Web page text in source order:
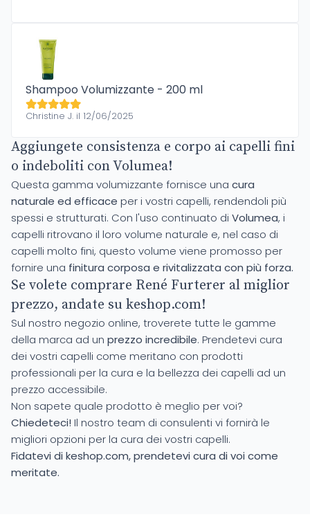
Shampoo Volumizzante - 200 ml
Christine J. il 12/06/2025
Aggiungete consistenza e corpo ai capelli fini
o indeboliti con Volumea!
Questa gamma volumizzante fornisce una cura
naturale ed efficace per i vostri capelli, rendendoli più
spessi e strutturati. Con l'uso continuato di Volumea, i
capelli ritrovano il loro volume naturale e, nel caso di
capelli molto fini, questo volume viene promosso per
fornire una finitura corposa e rivitalizzata con più forza.
Se volete comprare René Furterer al miglior
prezzo, andate su keshop.com!
Sul nostro negozio online, troverete tutte le gamme
della marca ad un prezzo incredibile. Prendetevi cura
dei vostri capelli come meritano con prodotti
professionali per la cura e la bellezza dei capelli ad un
prezzo accessibile.
Non sapete quale prodotto è meglio per voi?
Chiedeteci! Il nostro team di consulenti vi fornirà le
migliori opzioni per la cura dei vostri capelli.
Fidatevi di keshop.com, prendetevi cura di voi come
meritate.